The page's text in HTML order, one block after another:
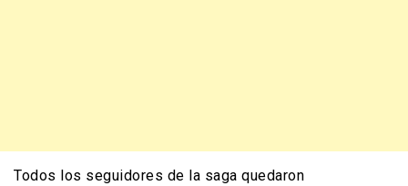
Todos los seguidores de la saga quedaron